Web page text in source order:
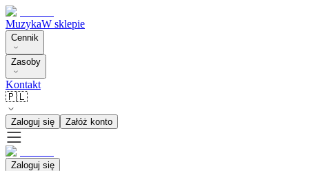
MuzykaW sklepie
Cennik
Zasoby
Kontakt
🇵🇱
Zaloguj się Załóż konto
Zaloguj się